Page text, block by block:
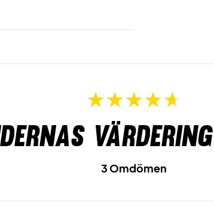
värdering
3 Omdömen